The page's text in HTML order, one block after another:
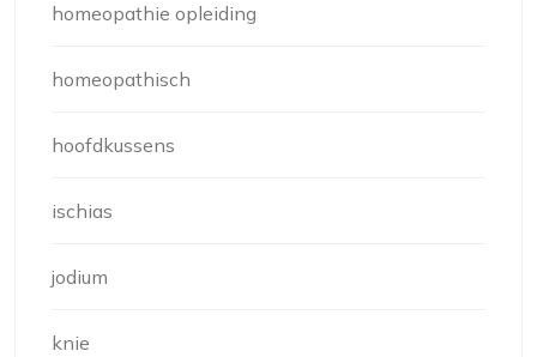
homeopathie opleiding
homeopathisch
hoofdkussens
ischias
jodium
knie